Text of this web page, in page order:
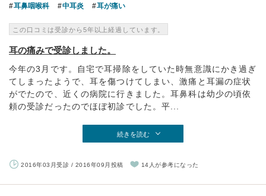
耳鼻咽喉科 中耳炎 耳が痛い
この口コミは受診から5年以上経過しています。
耳の痛みで受診しました。
今年の3月です。自宅で耳掃除をしていた時無意識にかき過ぎ
てしまったようで、耳を傷つけてしまい、激痛と耳漏の症状
がでたので、近くの病院に行きました。耳鼻科は幼少の頃依
頼の受診だったのでほぼ初診でした。平...
続きを読む
2016年03月受診 / 2016年09月投稿 14人が参考になった